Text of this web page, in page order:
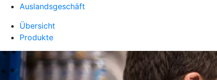
Auslandsgeschäft
Übersicht
Produkte